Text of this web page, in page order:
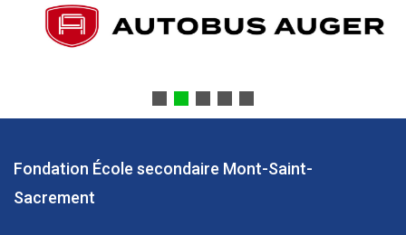
Fondation École secondaire Mont-Saint-
Sacrement